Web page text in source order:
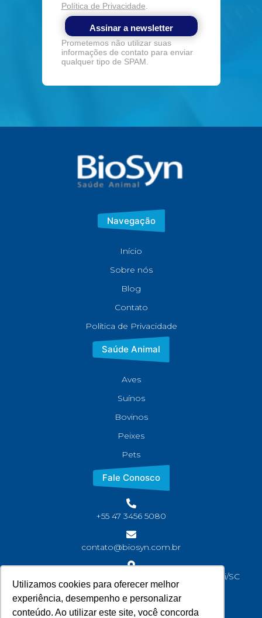
Utilizamos cookies para oferecer melhor
experiência, desempenho e personalizar
conteúdo. Ao utilizar este site, você concorda
Política de Privacidade
Assinar a newsletter
Prometemos não utilizar suas
informações de contato para enviar
qualquer tipo de SPAM.
Navegação
Início
Sobre nós
Blog
Contato
Política de Privacidade
Saúde Animal
Aves
Suínos
Bovinos
Peixes
Pets
Fale Conosco
+55 47 3456 5080
contato@biosyn.com.br
Rua João Jaime Faria, S/N Bairro Corveta, Araquari/SC
CEP: 89245-000